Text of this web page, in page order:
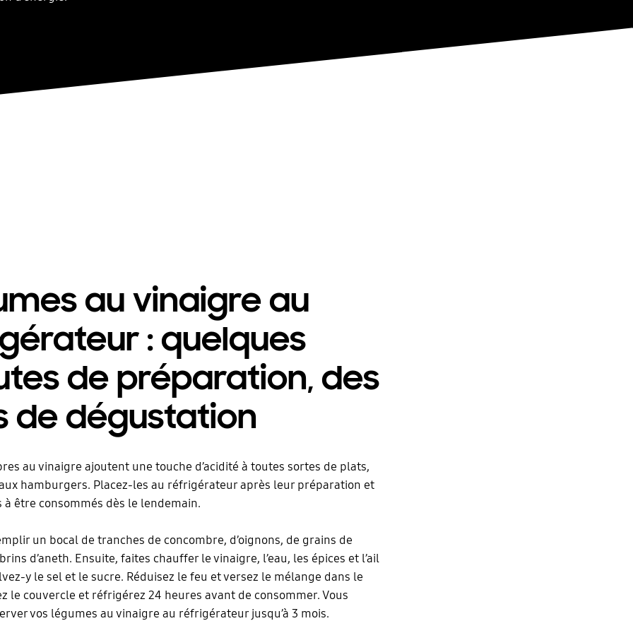
au vinaigre au
: quelques
de préparation, des
de dégustation
au vinaigre ajoutent une touche d’acidité à toutes sortes de plats,
hamburgers. Placez-les au réfrigérateur après leur préparation et
être consommés dès le lendemain.
un bocal de tranches de concombre, d’oignons, de grains de
d’aneth. Ensuite, faites chauffer le vinaigre, l’eau, les épices et l’ail
y le sel et le sucre. Réduisez le feu et versez le mélange dans le
le couvercle et réfrigérez 24 heures avant de consommer. Vous
vos légumes au vinaigre au réfrigérateur jusqu’à 3 mois.